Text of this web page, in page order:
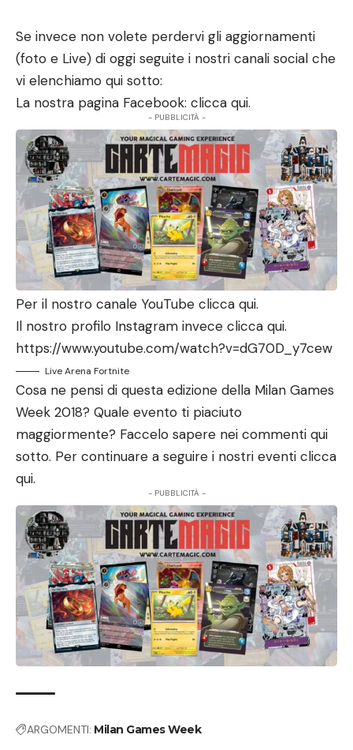
Se invece non volete perdervi gli aggiornamenti
(foto e Live) di oggi seguite i nostri canali social che
vi elenchiamo qui sotto:
La nostra pagina Facebook: clicca qui.
- PUBBLICITÀ -
Per il nostro canale YouTube clicca qui.
Il nostro profilo Instagram invece clicca qui.
https://www.youtube.com/watch?v=dG70D_y7cew
Live Arena Fortnite
Cosa ne pensi di questa edizione della Milan Games
Week 2018? Quale evento ti piaciuto
maggiormente? Faccelo sapere nei commenti qui
sotto. Per continuare a seguire i nostri eventi clicca
qui.
- PUBBLICITÀ -
ARGOMENTI: Milan Games Week